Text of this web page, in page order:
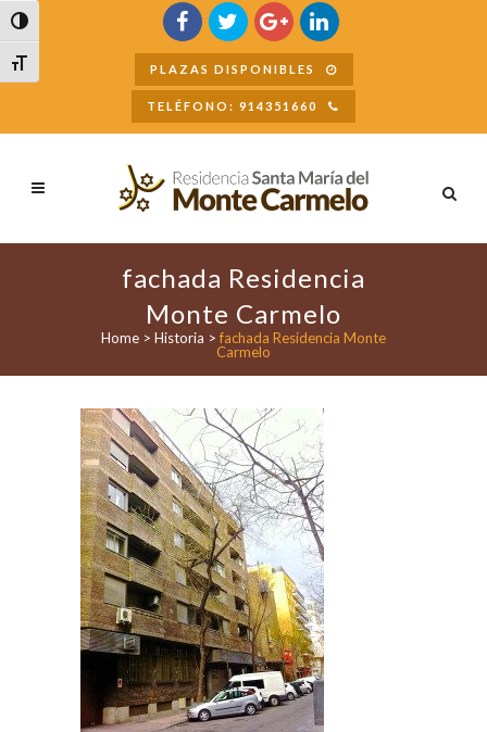
Alternar alto contraste
Alternar tamaño de letra
Buscar
PLAZAS DISPONIBLES
TELÉFONO: 914351660
fachada Residencia
Monte Carmelo
Home > Historia > fachada Residencia Monte
Carmelo